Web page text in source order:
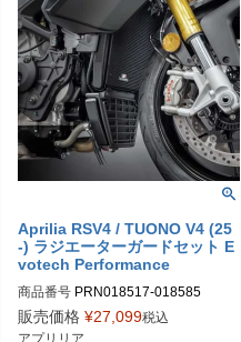
Aprilia RSV4 / TUONO V4 (25
-) ラジエーターガードセット E
votech Performance
商品番号 PRN018517-018585
PRN018517-018585-01
PRN018517-018585-02
販売価格 ¥27,099税込
アプリリア